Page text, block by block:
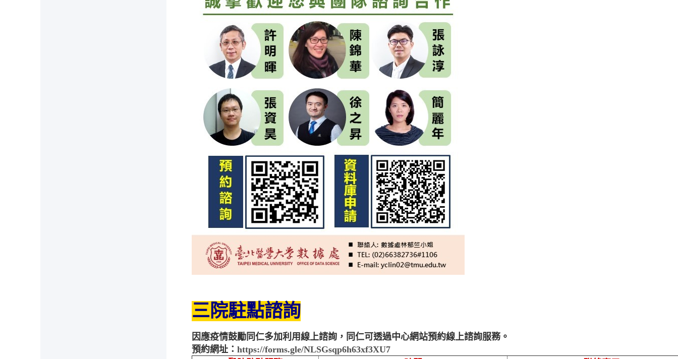
三院駐點諮詢
因應疫情鼓勵同仁多加利用線上諮詢，同仁可透過中心網站預約線上諮詢服務。
預約網址： https://forms.gle/NLSGsqp6h63xf3XU7